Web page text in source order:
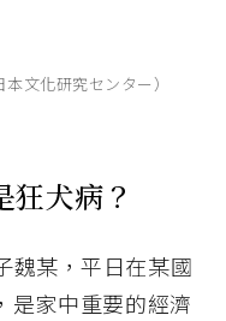
文化研究センター）
狂犬病？
魏某，平日在某國
是家中重要的經濟